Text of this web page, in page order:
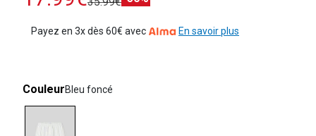
Payez en 3x dès 60€ avec En savoir plus
CouleurBleu foncé